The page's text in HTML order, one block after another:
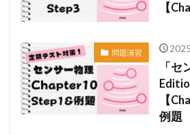
【
問題演習
「セ
【
例題